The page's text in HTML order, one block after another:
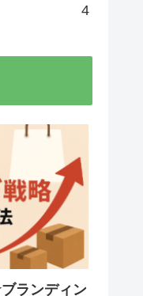
4
ランディン